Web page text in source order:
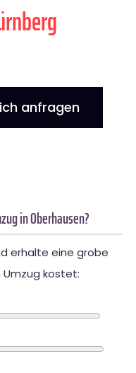
anfragen
in Oberhausen?
erhalte eine grobe
Umzug kostet: